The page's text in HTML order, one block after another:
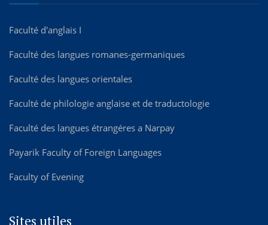
Faculté d'anglais I
Faculté des langues romanes-germaniques
Faculté des langues orientales
Faculté de philologie anglaise et de traductologie
Faculté des langues étrangéres а Narpay
Payarik Faculty of Foreign Languages
Faculty of Evening
Sites utiles